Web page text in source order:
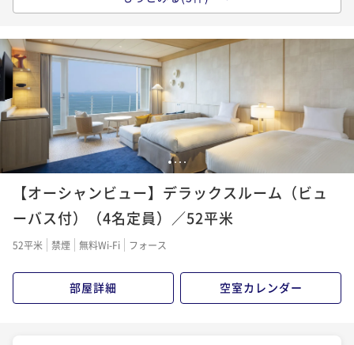
2025年7月19日リニューアルオープン！【土地の恵み
二食付き 現地決済可 事前決済可
IN 15:00 - 19:00 OUT10:00
ポイント即利用で
2名 ¥ 33,058 ~
2025年7月19日リニューアルオープン！【特別会席】
食材にこだわり贅を尽くした特別会席
二食付き 現地決済可 事前決済可
IN 15:00 - 19:00 OUT10:00
123 4
【オーシャンビュー】デラックスルーム（ビュ
ーバス付）（4名定員）／52平米
52平米 禁煙 無料Wi-Fi フォース
部屋詳細 空室カレンダー